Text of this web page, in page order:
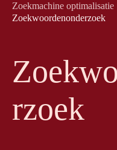
Zoekmachine optimalisatie
Zoekwoordenonderzoek
rzoek